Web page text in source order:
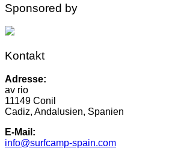
Sponsored by
Kontakt
Adresse:
av rio
11149 Conil
Cadiz, Andalusien, Spanien
E-Mail:
info@surfcamp-spain.com